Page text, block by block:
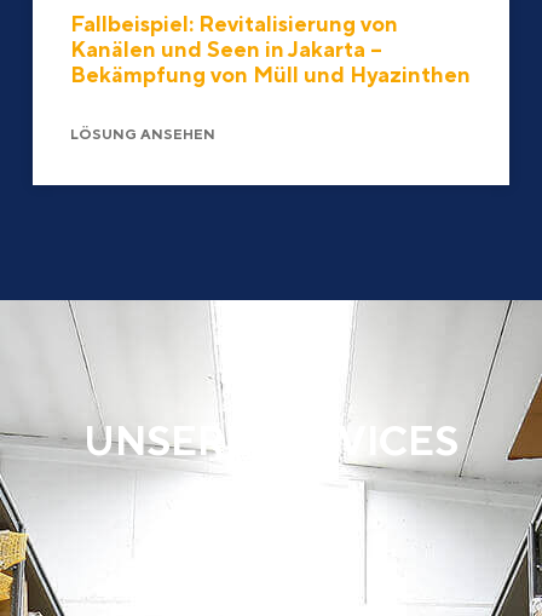
Fallbeispiel: Revitalisierung von
Kanälen und Seen in Jakarta –
Bekämpfung von Müll und Hyazinthen
LÖSUNG ANSEHEN
UNSERE SERVICES